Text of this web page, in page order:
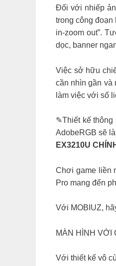
Đối với nhiếp
trong công đoạn
in-zoom out”.
dọc, banner
Việc sở hữu
cần nhìn gần và
làm việc với số
✎Thiết kế thông
AdobeRGB sẽ
EX3210U
Chơi game liền
Pro mang đến
Với MOBIUZ,
MÀN HÌNH VỚI
Với thiết kế vô